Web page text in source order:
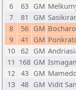
6
63 GM
7
81 GM
8
56 GM
9
41 GM
10 62 GM
11 168 GM
12 43 GM
13 48 GM Vidit